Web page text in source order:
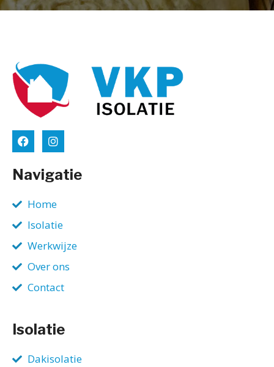
Navigatie
Home
Isolatie
Werkwijze
Over ons
Contact
Isolatie
Dakisolatie